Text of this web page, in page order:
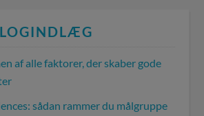
af alle faktorer, der skaber gode
sådan rammer du målgruppe